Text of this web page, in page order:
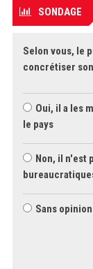
SONDAGE
Selon vous, le
concrétiser
Oui, il a les
le pays
Non, il n'est
Sans opinion